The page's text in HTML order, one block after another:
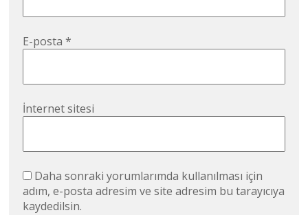
E-posta*
İnternet sitesi
Daha sonraki yorumlarımda kullanılması için
adım, e-posta adresim ve site adresim bu tarayıcıya
kaydedilsin.